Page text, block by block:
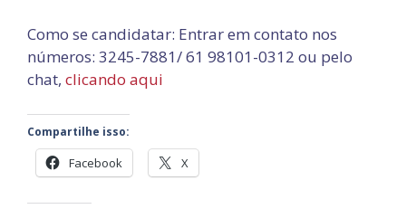
Como se candidatar: Entrar em contato nos
números: 3245-7881/ 61 98101-0312 ou pelo
chat, clicando aqui
Compartilhe isso:
Facebook X